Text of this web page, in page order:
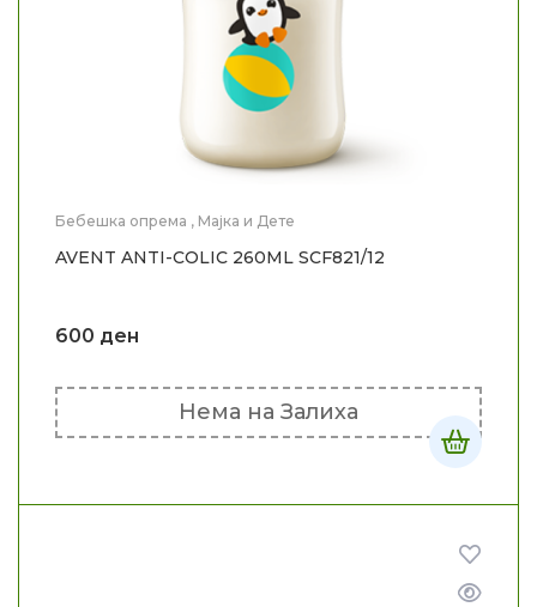
Бебешка опрема , Мајка и Дете
AVENT ANTI-COLIC 260ML SCF821/12
600 ден
Нема на Залиха